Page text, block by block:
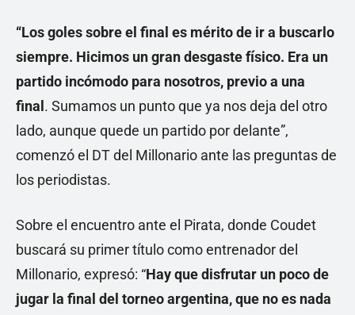
“Los goles sobre el final es mérito de ir a buscarlo
siempre. Hicimos un gran desgaste físico. Era un
partido incómodo para nosotros, previo a una
final . Sumamos un punto que ya nos deja del otro
lado, aunque quede un partido por delante”,
comenzó el DT del Millonario ante las preguntas de
los periodistas.
Sobre el encuentro ante el Pirata, donde Coudet
buscará su primer título como entrenador del
Millonario, expresó: “Hay que disfrutar un poco de
jugar la final del torneo argentina, que no es nada